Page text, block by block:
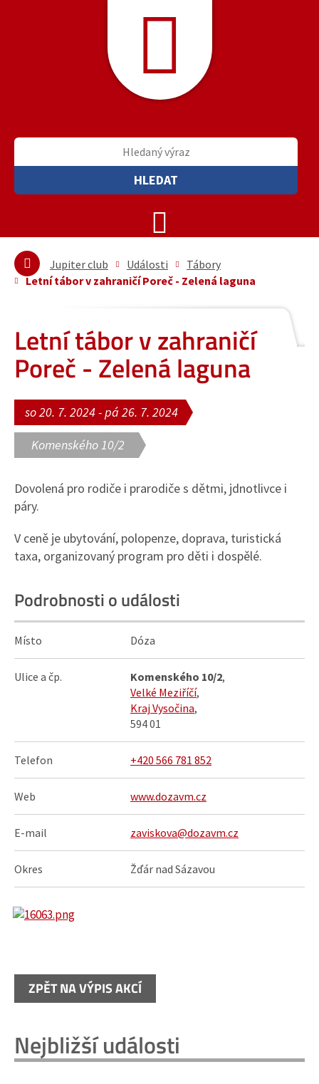
HLEDAT
Jupiter club Události
Tábory
Letní tábor v zahraničí Poreč - Zelená laguna
Letní tábor v zahraničí
Poreč - Zelená laguna
so 20. 7. 2024 - pá 26. 7. 2024
Komenského 10/2
Dovolená pro rodiče i prarodiče s dětmi, jdnotlivce i
páry.
V ceně je ubytování, polopenze, doprava, turistická
taxa, organizovaný program pro děti i dospělé.
Podrobnosti o události
Místo Dóza
Ulice a čp. Komenského 10/2,
Velké Meziříčí,
Kraj Vysočina,
594 01
Telefon +420 566 781 852
Web www.dozavm.cz
E-mail zaviskova@dozavm.cz
Okres Žďár nad Sázavou
ZPĚT NA VÝPIS AKCÍ
Nejbližší události